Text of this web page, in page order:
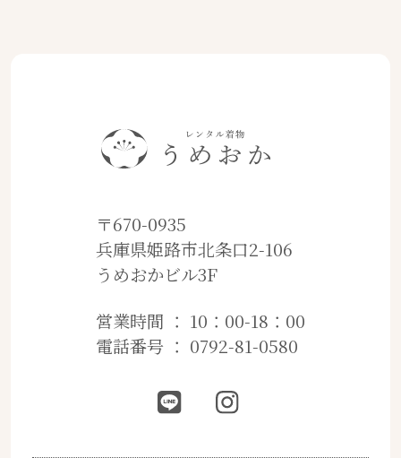
〒670-0935
兵庫県姫路市北条口2-106
うめおかビル3F
営業時間 ： 10：00-18：00
電話番号 ： 0792-81-0580